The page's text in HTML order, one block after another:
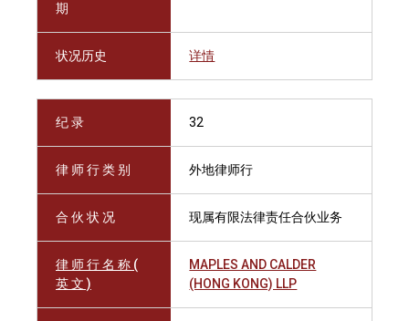
期
状况历史 详情
纪 录 32
律 师 行 类 别 外地律师行
合 伙 状 况 现属有限法律责任合伙业务
律 师 行 名 称 (
英 文 )
MAPLES AND CALDER
(HONG KONG) LLP